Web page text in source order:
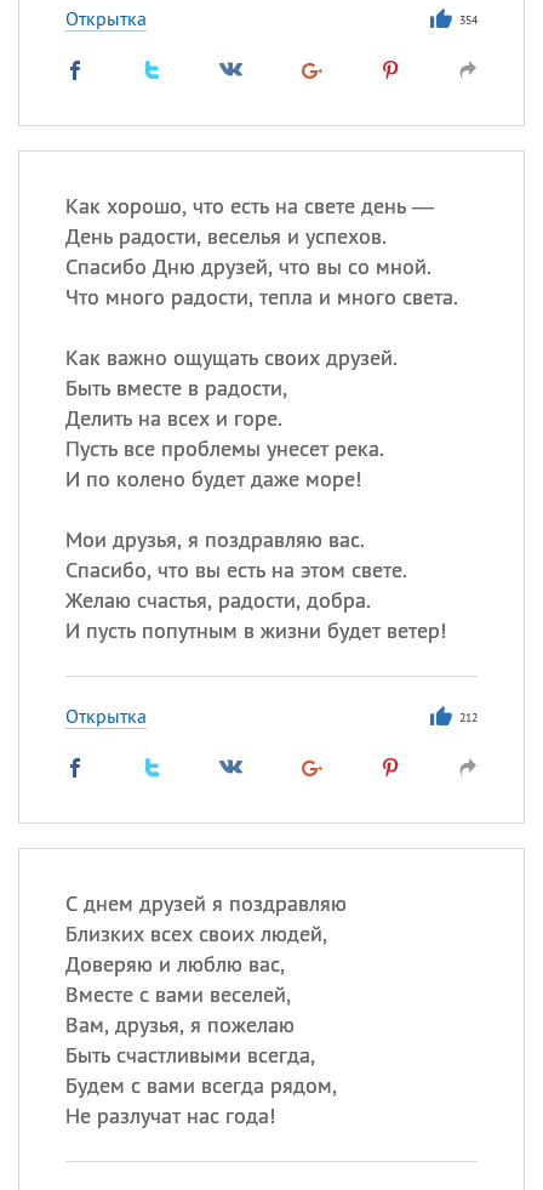
Открытка 354
Как хорошо, что есть на свете день —
День радости, веселья и успехов.
Спасибо Дню друзей, что вы со мной.
Что много радости, тепла и много света.
Как важно ощущать своих друзей.
Быть вместе в радости,
Делить на всех и горе.
Пусть все проблемы унесет река.
И по колено будет даже море!
Мои друзья, я поздравляю вас.
Спасибо, что вы есть на этом свете.
Желаю счастья, радости, добра.
И пусть попутным в жизни будет ветер!
Открытка 212
С днем друзей я поздравляю
Близких всех своих людей,
Доверяю и люблю вас,
Вместе с вами веселей,
Вам, друзья, я пожелаю
Быть счастливыми всегда,
Будем с вами всегда рядом,
Не разлучат нас года!